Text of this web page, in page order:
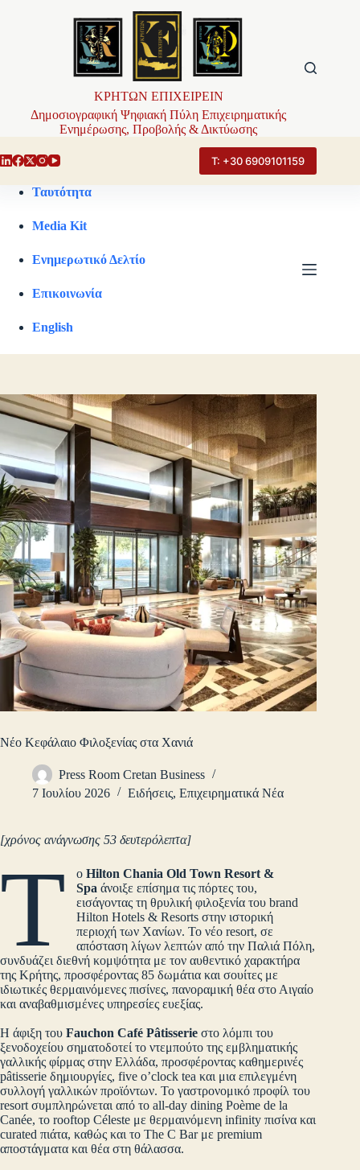
ΚΡΗΤΩΝ ΕΠΙΧΕΙΡΕΙΝ
Δημοσιογραφική Ψηφιακή Πύλη Επιχειρηματικής
Ενημέρωσης, Προβολής & Δικτύωσης
Τ: +30 6909101159
Ταυτότητα
Media Kit
Ενημερωτικό Δελτίο
Επικοινωνία
English
Νέο Κεφάλαιο Φιλοξενίας στα Χανιά
Press Room Cretan Business
7 Ιουλίου 2026
Ειδήσεις, Επιχειρηματικά Νέα
[χρόνος ανάγνωσης 53 δευτερόλεπτα]
Τ οHilton Chania Old Town Resort &
Spa άνοιξε επίσημα τις πόρτες του,
εισάγοντας τη θρυλική φιλοξενία του brand
Hilton Hotels & Resorts στην ιστορική
περιοχή των Χανίων. Το νέο resort, σε
απόσταση λίγων λεπτών από την Παλιά Πόλη,
συνδυάζει διεθνή κομψότητα με τον αυθεντικό χαρακτήρα
της Κρήτης, προσφέροντας 85 δωμάτια και σουίτες με
ιδιωτικές θερμαινόμενες πισίνες, πανοραμική θέα στο Αιγαίο
και αναβαθμισμένες υπηρεσίες ευεξίας.
Η άφιξη του Fauchon Café Pâtisserie στο λόμπι του
ξενοδοχείου σηματοδοτεί το ντεμπούτο της εμβληματικής
γαλλικής φίρμας στην Ελλάδα, προσφέροντας καθημερινές
pâtisserie δημιουργίες, five o’clock tea και μια επιλεγμένη
συλλογή γαλλικών προϊόντων. Το γαστρονομικό προφίλ του
resort συμπληρώνεται από το all‑day dining Poème de la
Canée, το rooftop Céleste με θερμαινόμενη infinity πισίνα και
curated πιάτα, καθώς και το The C Bar με premium
αποστάγματα και θέα στη θάλασσα.